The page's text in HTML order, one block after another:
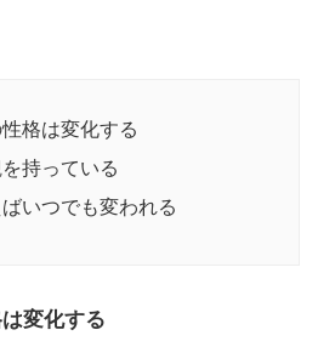
格は変化する
持っている
いつでも変われる
変化する